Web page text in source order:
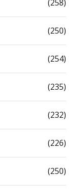
(258)
(250)
(254)
(235)
(232)
(226)
(250)